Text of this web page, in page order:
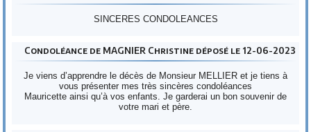
SINCERES CONDOLEANCES
Condoléance de MAGNIER Christine déposé le 12-06-2023
Je viens d’apprendre le décès de Monsieur MELLIER et je tiens à
vous présenter mes très sincères condoléances
Mauricette ainsi qu’à vos enfants. Je garderai un bon souvenir de
votre mari et père.